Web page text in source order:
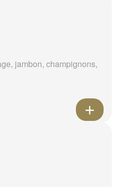
jambon, champignons,